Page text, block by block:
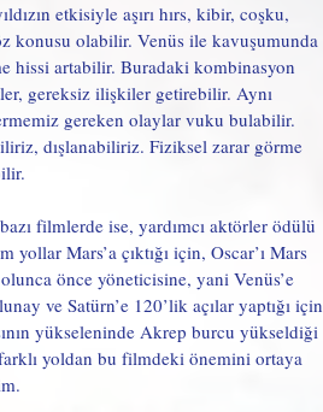
etkisiyle aşırı hırs, kibir, coşku,
konusu olabilir. Venüs ile kavuşumunda
hissi artabilir. Buradaki kombinasyon
gereksiz ilişkiler getirebilir. Aynı
gereken olaylar vuku bulabilir.
dışlanabiliriz. Fiziksel zarar görme
filmlerde ise, yardımcı aktörler ödülü
Mars’a çıktığı için, Oscar’ı Mars
önce yöneticisine, yani Venüs’e
ve Satürn’e 120’lik açılar yaptığı için
yükseleninde Akrep burcu yükseldiği
yoldan bu filmdeki önemini ortaya